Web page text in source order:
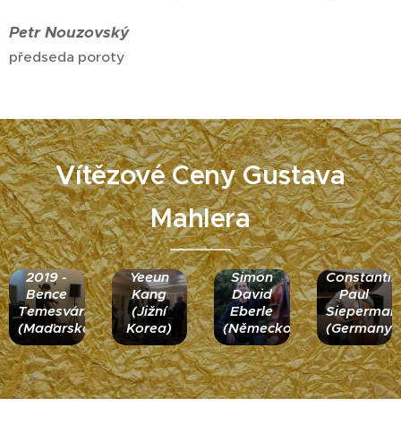
Petr Nouzovský
předseda poroty
Vítězové Ceny Gustava
Mahlera
2019 -
Bence
Temesvári
(Maďarsko)
2020 -
Yeeun
Kang
(Jižní
Korea)
2021 -
Simon
David
Eberle
(Německo)
2022 -
Constantin
Paul
(Germany)